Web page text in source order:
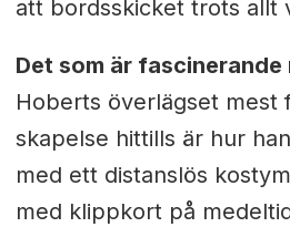
att bordsskicket trots allt
Det som är fascinerande
Hoberts överlägset mest
skapelse hittills är hur
med ett distanslös
med klippkort på